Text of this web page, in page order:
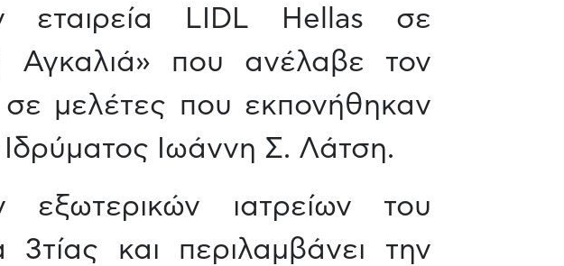
εταιρεία LIDL Hellas σε
που ανέλαβε τον
μελέτες που εκπονήθηκαν
Ιωάννη Σ. Λάτση.
ιατρείων του
3τίας και περιλαμβάνει την